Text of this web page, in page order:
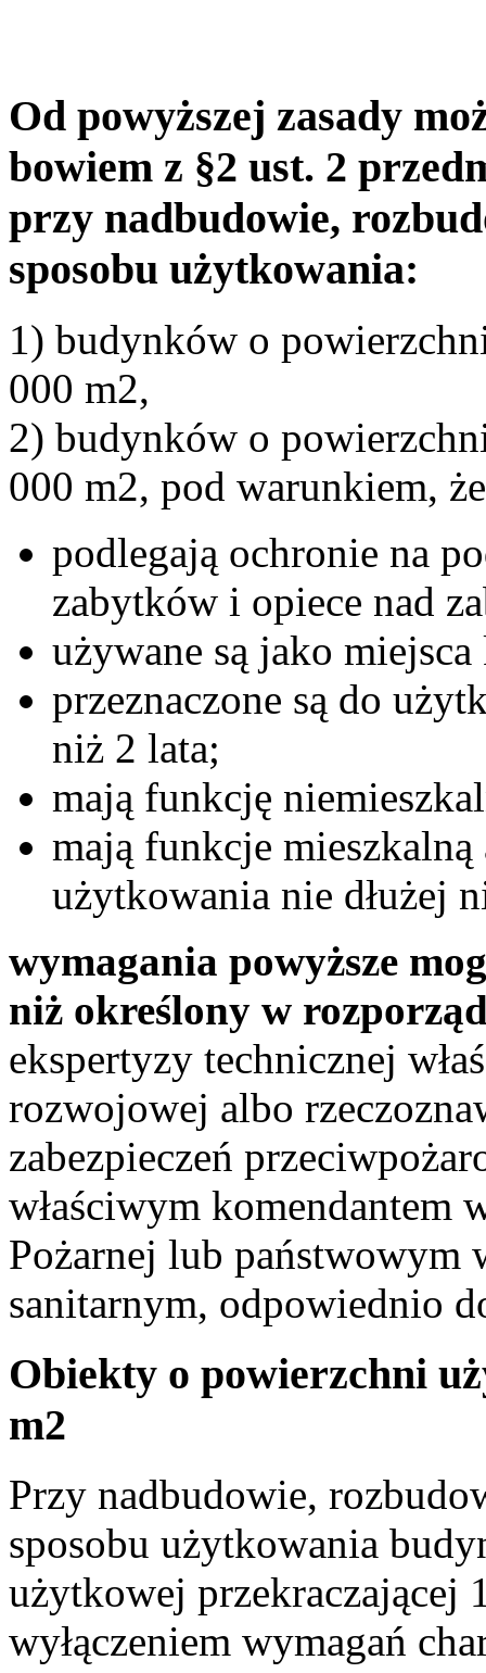
Od powyższej zasady
bowiem z §2 ust. 2
przy nadbudowie,
sposobu użytkowania:
1) budynków o
000 m2,
2) budynków o
000 m2, pod warunkiem,
podlegają ochronie na
zabytków i opiece nad
używane są jako
przeznaczone są do
niż 2 lata;
mają funkcję
mają funkcje mieszkalną
użytkowania nie dłużej
wymagania powyższe
niż określony w
ekspertyzy technicznej
rozwojowej albo
zabezpieczeń
właściwym komendantem
Pożarnej lub państwowym
sanitarnym, odpowiednio
Obiekty o powierzchni
m2
Przy nadbudowie,
sposobu użytkowania
użytkowej przekraczającej
wyłączeniem wymagań